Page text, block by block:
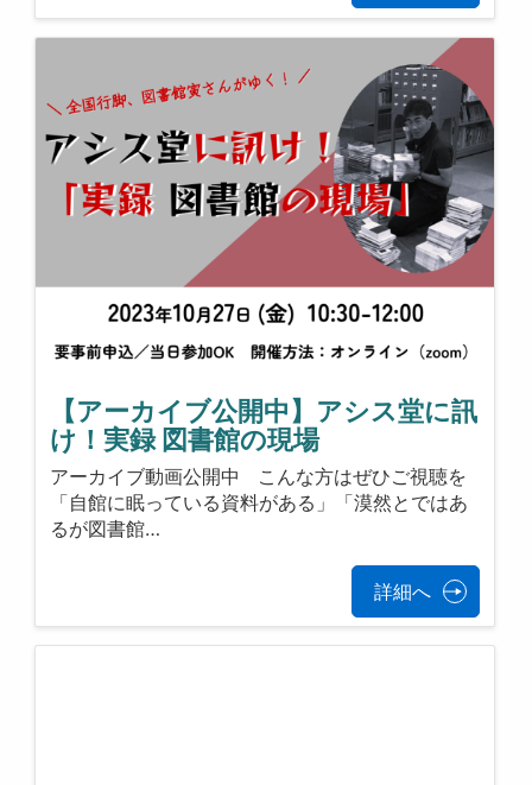
【アーカイブ公開中】アシス堂に訊
け！実録 図書館の現場
アーカイブ動画公開中 こんな方はぜひご視聴を
「自館に眠っている資料がある」「漠然とではあ
るが図書館…
詳細へ